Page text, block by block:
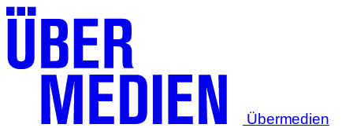
Übermedien